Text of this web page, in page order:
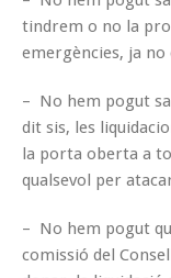
tindrem o no la
emergències, ja
– No hem pogut
dit sis, les
la porta oberta a
qualsevol per
– No hem pogut
comissió del